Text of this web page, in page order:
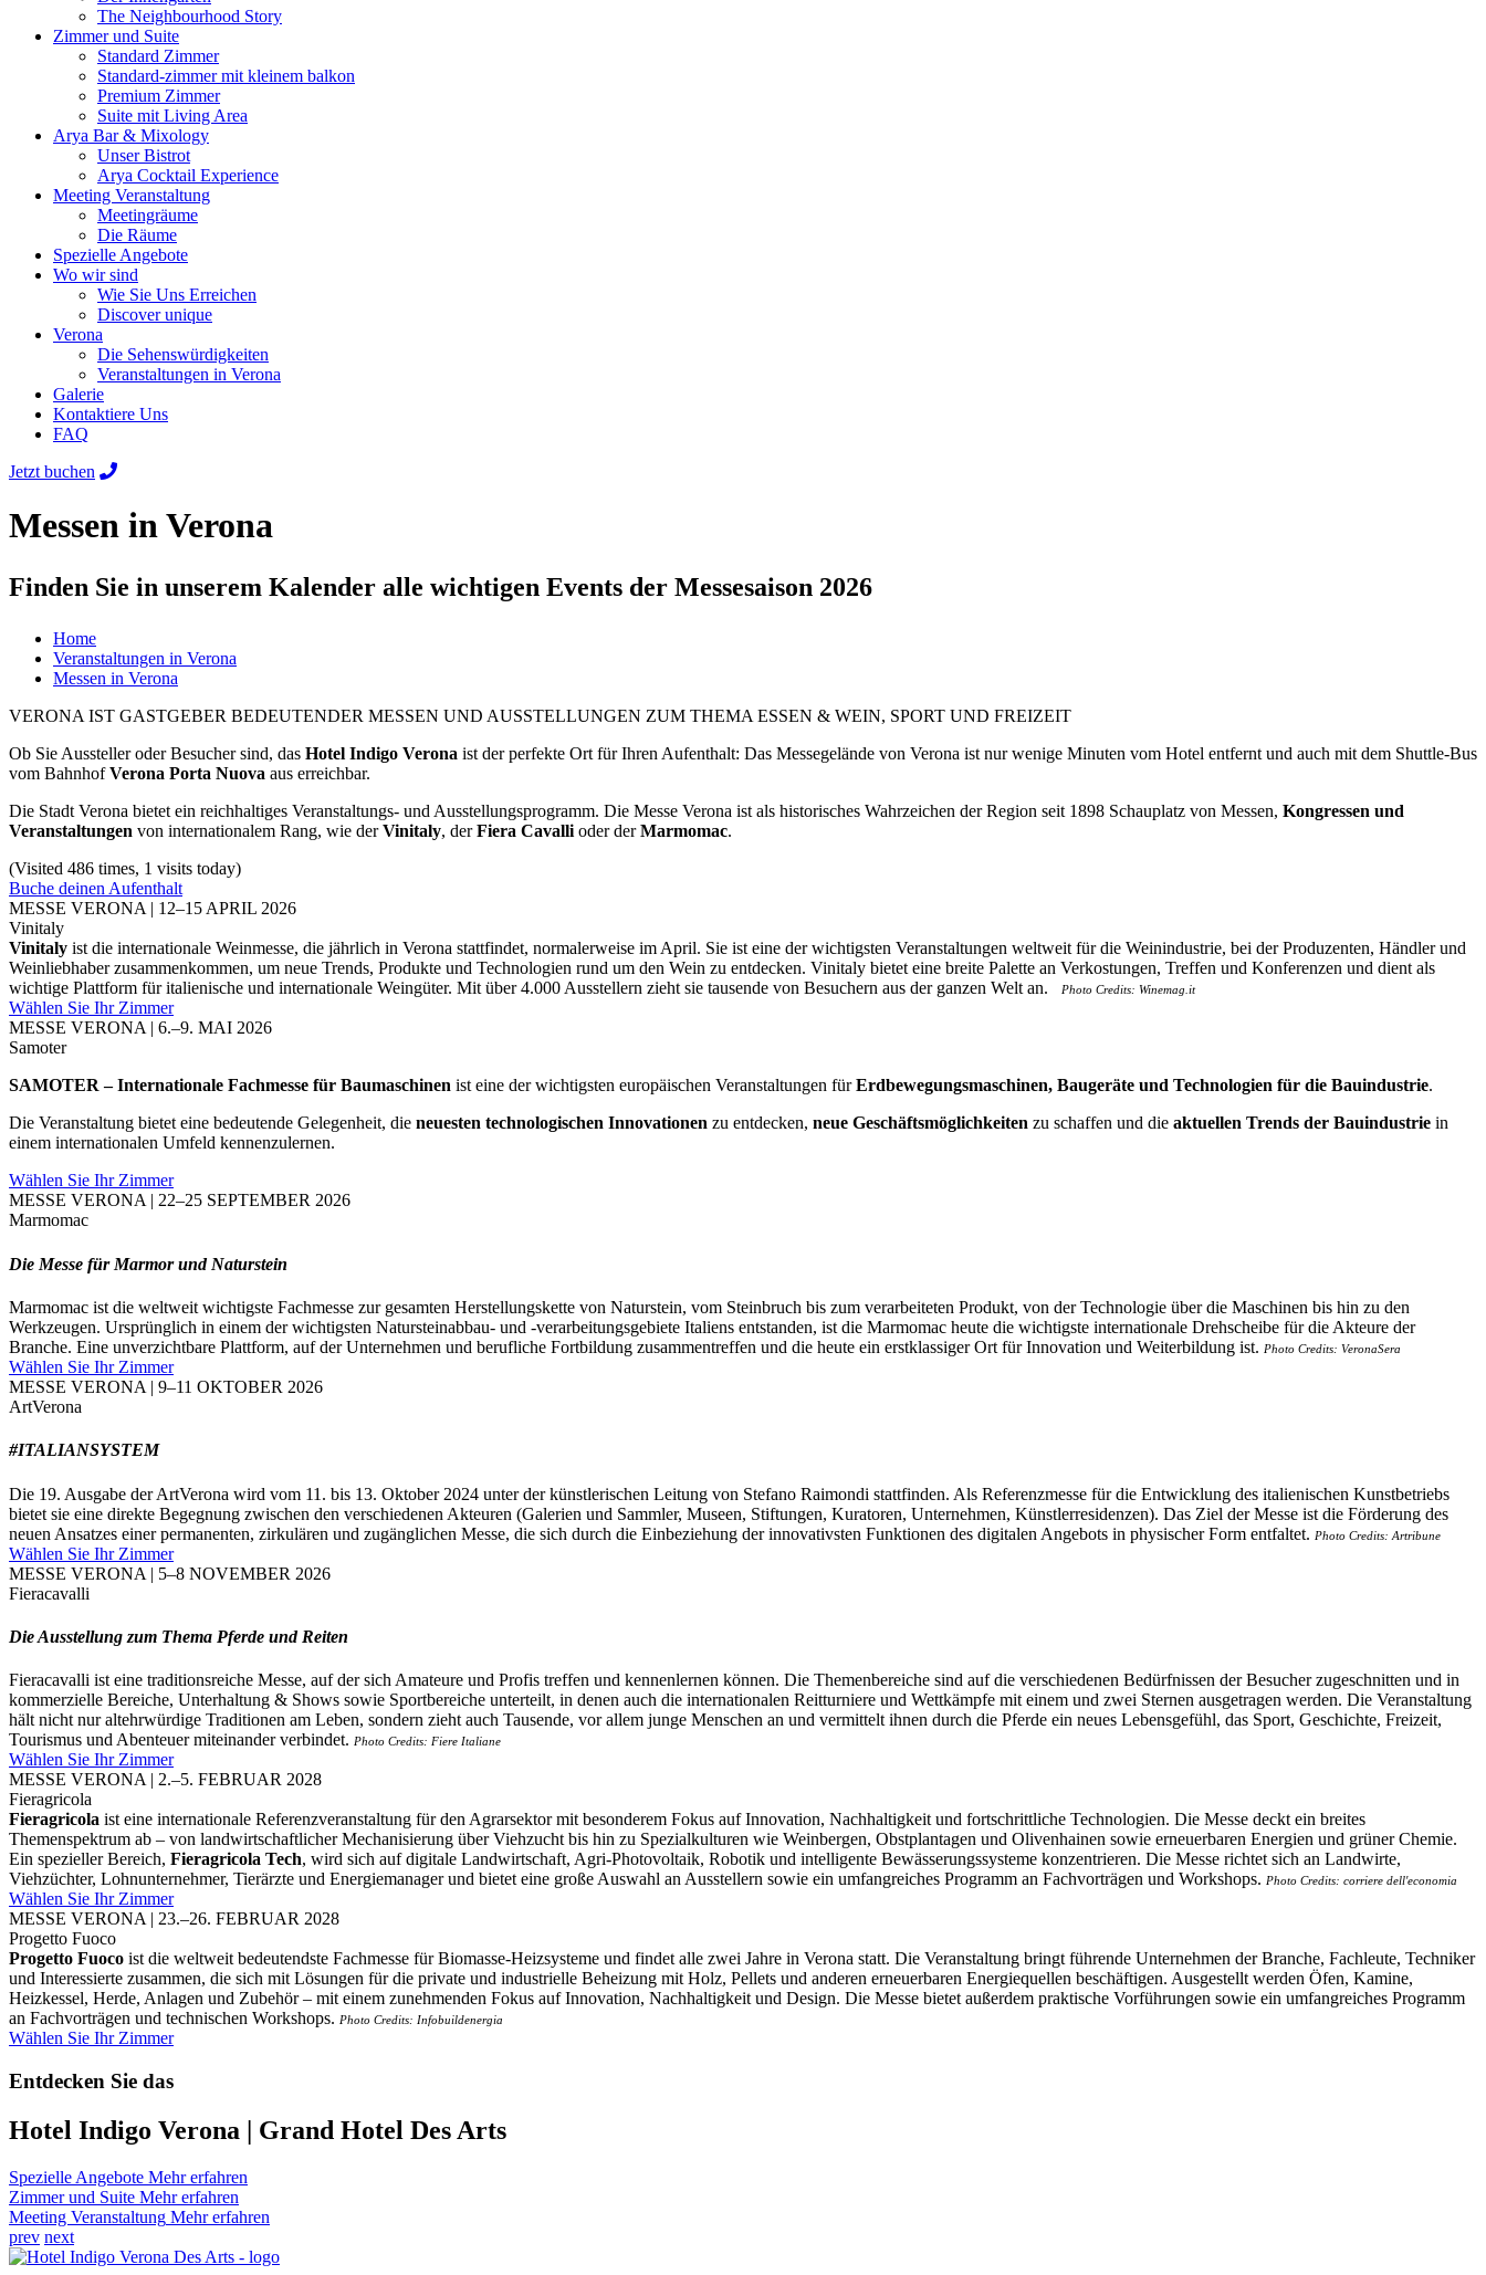
The Neighbourhood Story
Zimmer und Suite
Standard Zimmer
Standard-zimmer mit kleinem balkon
Premium Zimmer
Suite mit Living Area
Arya Bar & Mixology
Unser Bistrot
Arya Cocktail Experience
Meeting Veranstaltung
Meetingräume
Die Räume
Spezielle Angebote
Wo wir sind
Wie Sie Uns Erreichen
Discover unique
Verona
Die Sehenswürdigkeiten
Veranstaltungen in Verona
Galerie
Kontaktiere Uns
FAQ
Jetzt buchen
Messen in Verona
Finden Sie in unserem Kalender alle wichtigen Events der Messesaison 2026
Home
Veranstaltungen in Verona
Messen in Verona
VERONA IST GASTGEBER BEDEUTENDER MESSEN UND AUSSTELLUNGEN ZUM THEMA ESSEN & WEIN, SPORT UND FREIZEIT
Ob Sie Aussteller oder Besucher sind, das Hotel Indigo Verona ist der perfekte Ort für Ihren Aufenthalt: Das Messegelände von Verona ist nur wenige Minuten vom Hotel entfernt und auch mit dem Shuttle-Bus
vom BahnhofVerona Porta Nuova aus erreichbar.
Die Stadt Verona bietet ein reichhaltiges Veranstaltungs- und Ausstellungsprogramm. Die Messe Verona ist als historisches Wahrzeichen der Region seit 1898 Schauplatz von Messen, Kongressen und
Veranstaltungen von internationalem Rang, wie derVinitaly, derFiera Cavallioder derMarmomac.
(Visited 486 times, 1 visits today)
Buche deinen Aufenthalt
MESSE VERONA | 12–15 APRIL 2026
Vinitaly
Vinitaly ist die internationale Weinmesse, die jährlich in Verona stattfindet, normalerweise im April. Sie ist eine der wichtigsten Veranstaltungen weltweit für die Weinindustrie, bei der Produzenten, Händler und
Weinliebhaber zusammenkommen, um neue Trends, Produkte und Technologien rund um den Wein zu entdecken. Vinitaly bietet eine breite Palette an Verkostungen, Treffen und Konferenzen und dient als
wichtige Plattform für italienische und internationale Weingüter. Mit über 4.000 Ausstellern zieht sie tausende von Besuchern aus der ganzen Welt an.
Photo Credits: Winemag.it
Wählen Sie Ihr Zimmer
MESSE VERONA | 6.–9. MAI 2026
Samoter
SAMOTER – Internationale Fachmesse für Baumaschinen ist eine der wichtigsten europäischen Veranstaltungen fürErdbewegungsmaschinen, Baugeräte und Technologien für die Bauindustrie.
Die Veranstaltung bietet eine bedeutende Gelegenheit, die neuesten technologischen Innovationen zu entdecken, neue Geschäftsmöglichkeiten zu schaffen und die aktuellen Trends der Bauindustrie in
einem internationalen Umfeld kennenzulernen.
Wählen Sie Ihr Zimmer
MESSE VERONA | 22–25 SEPTEMBER 2026
Marmomac
Die Messe für Marmor und Naturstein
Marmomac ist die weltweit wichtigste Fachmesse zur gesamten Herstellungskette von Naturstein, vom Steinbruch bis zum verarbeiteten Produkt, von der Technologie über die Maschinen bis hin zu den
Werkzeugen. Ursprünglich in einem der wichtigsten Natursteinabbau- und -verarbeitungsgebiete Italiens entstanden, ist die Marmomac heute die wichtigste internationale Drehscheibe für die Akteure der
Branche. Eine unverzichtbare Plattform, auf der Unternehmen und berufliche Fortbildung zusammentreffen und die heute ein erstklassiger Ort für Innovation und Weiterbildung ist. Photo Credits: VeronaSera
Wählen Sie Ihr Zimmer
MESSE VERONA | 9–11 OKTOBER 2026
ArtVerona
#ITALIANSYSTEM
Die 19. Ausgabe der ArtVerona wird vom 11. bis 13. Oktober 2024 unter der künstlerischen Leitung von Stefano Raimondi stattfinden. Als Referenzmesse für die Entwicklung des italienischen Kunstbetriebs
bietet sie eine direkte Begegnung zwischen den verschiedenen Akteuren (Galerien und Sammler, Museen, Stiftungen, Kuratoren, Unternehmen, Künstlerresidenzen). Das Ziel der Messe ist die Förderung des
neuen Ansatzes einer permanenten, zirkulären und zugänglichen Messe, die sich durch die Einbeziehung der innovativsten Funktionen des digitalen Angebots in physischer Form entfaltet. Photo Credits: Artribune
Wählen Sie Ihr Zimmer
MESSE VERONA | 5–8 NOVEMBER 2026
Fieracavalli
Die Ausstellung zum Thema Pferde und Reiten
Fieracavalli ist eine traditionsreiche Messe, auf der sich Amateure und Profis treffen und kennenlernen können. Die Themenbereiche sind auf die verschiedenen Bedürfnissen der Besucher zugeschnitten und in
kommerzielle Bereiche, Unterhaltung & Shows sowie Sportbereiche unterteilt, in denen auch die internationalen Reitturniere und Wettkämpfe mit einem und zwei Sternen ausgetragen werden. Die Veranstaltung
hält nicht nur altehrwürdige Traditionen am Leben, sondern zieht auch Tausende, vor allem junge Menschen an und vermittelt ihnen durch die Pferde ein neues Lebensgefühl, das Sport, Geschichte, Freizeit,
Tourismus und Abenteuer miteinander verbindet. Photo Credits: Fiere Italiane
Wählen Sie Ihr Zimmer
MESSE VERONA | 2.–5. FEBRUAR 2028
Fieragricola
Fieragricola ist eine internationale Referenzveranstaltung für den Agrarsektor mit besonderem Fokus auf Innovation, Nachhaltigkeit und fortschrittliche Technologien. Die Messe deckt ein breites
Themenspektrum ab – von landwirtschaftlicher Mechanisierung über Viehzucht bis hin zu Spezialkulturen wie Weinbergen, Obstplantagen und Olivenhainen sowie erneuerbaren Energien und grüner Chemie.
Ein spezieller Bereich, Fieragricola Tech, wird sich auf digitale Landwirtschaft, Agri-Photovoltaik, Robotik und intelligente Bewässerungssysteme konzentrieren. Die Messe richtet sich an Landwirte,
Viehzüchter, Lohnunternehmer, Tierärzte und Energiemanager und bietet eine große Auswahl an Ausstellern sowie ein umfangreiches Programm an Fachvorträgen und Workshops. Photo Credits: corriere dell'economia
Wählen Sie Ihr Zimmer
MESSE VERONA | 23.–26. FEBRUAR 2028
Progetto Fuoco
Progetto Fuoco ist die weltweit bedeutendste Fachmesse für Biomasse-Heizsysteme und findet alle zwei Jahre in Verona statt. Die Veranstaltung bringt führende Unternehmen der Branche, Fachleute, Techniker
und Interessierte zusammen, die sich mit Lösungen für die private und industrielle Beheizung mit Holz, Pellets und anderen erneuerbaren Energiequellen beschäftigen. Ausgestellt werden Öfen, Kamine,
Heizkessel, Herde, Anlagen und Zubehör – mit einem zunehmenden Fokus auf Innovation, Nachhaltigkeit und Design. Die Messe bietet außerdem praktische Vorführungen sowie ein umfangreiches Programm
an Fachvorträgen und technischen Workshops. Photo Credits: Infobuildenergia
Wählen Sie Ihr Zimmer
Entdecken Sie das
Hotel Indigo Verona | Grand Hotel Des Arts
Spezielle Angebote Mehr erfahren
Zimmer und Suite Mehr erfahren
Meeting Veranstaltung Mehr erfahren
prev next